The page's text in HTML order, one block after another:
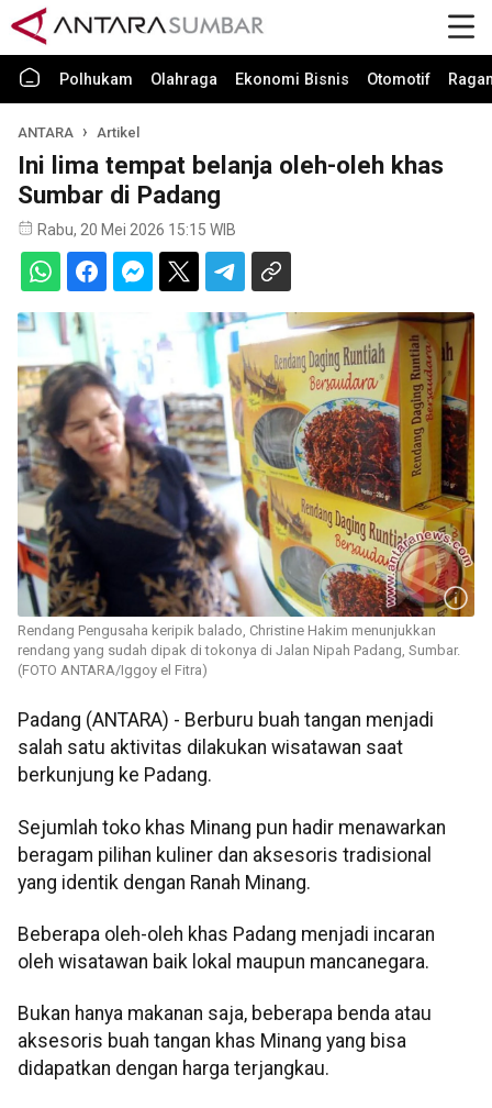
Polhukam Olahraga Ekonomi Bisnis Otomotif
ANTARA Artikel
Ini lima tempat belanja oleh-oleh khas
Sumbar di Padang
Rabu, 20 Mei 2026 15:15 WIB
Rendang Pengusaha keripik balado, Christine Hakim menunjukkan
rendang yang sudah dipak di tokonya di Jalan Nipah Padang, Sumbar.
(FOTO ANTARA/Iggoy el Fitra)
Padang (ANTARA) - Berburu buah tangan menjadi
salah satu aktivitas dilakukan wisatawan saat
berkunjung ke Padang.
Sejumlah toko khas Minang pun hadir menawarkan
beragam pilihan kuliner dan aksesoris tradisional
yang identik dengan Ranah Minang.
Beberapa oleh-oleh khas Padang menjadi incaran
oleh wisatawan baik lokal maupun mancanegara.
Bukan hanya makanan saja, beberapa benda atau
aksesoris buah tangan khas Minang yang bisa
didapatkan dengan harga terjangkau.